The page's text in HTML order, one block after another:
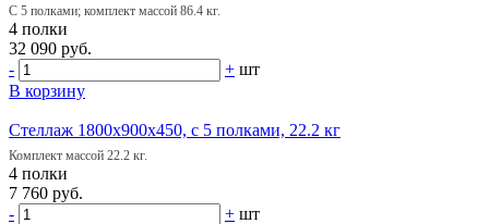
С 5 полками; комплект массой 86.4 кг.
4 полки
32 090 руб.
-
+ шт
В корзину
Стеллаж 1800х900х450, с 5 полками, 22.2 кг
Комплект массой 22.2 кг.
4 полки
7 760 руб.
-
+ шт